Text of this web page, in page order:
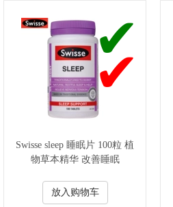
Swisse sleep 睡眠片 100粒 植
物草本精华 改善睡眠
放入购物车